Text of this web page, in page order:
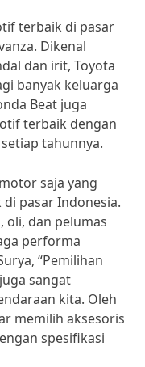
terbaik di pasar
Dikenal
dan irit, Toyota
banyak keluarga
Beat juga
terbaik dengan
tahunnya.
saja yang
pasar Indonesia.
oli, dan pelumas
performa
“Pemilihan
sangat
kita. Oleh
memilih aksesoris
spesifikasi